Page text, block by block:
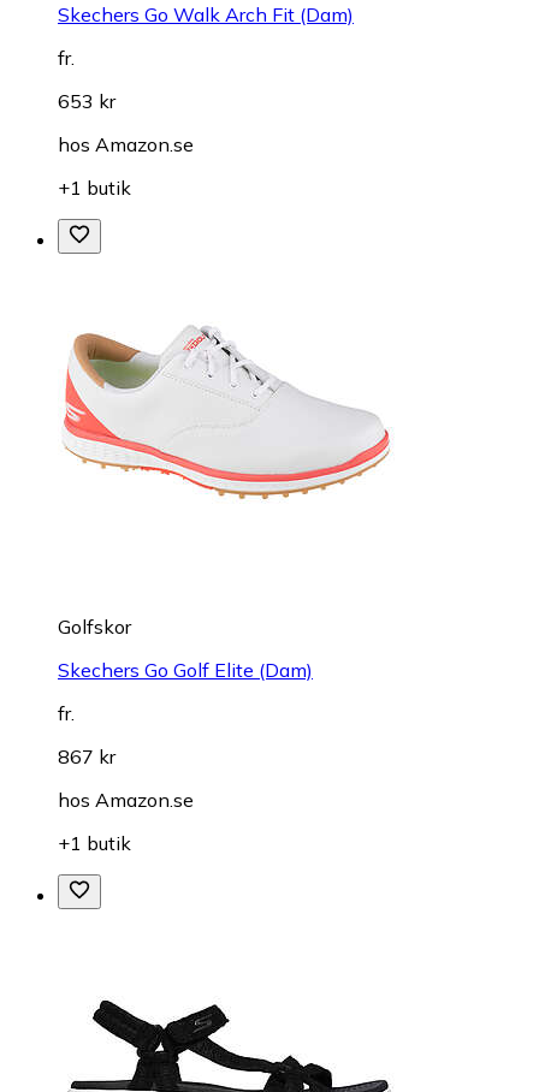
Skechers Go Walk Arch Fit (Dam)
fr.
653 kr
hos Amazon.se
+1 butik
Golfskor
Skechers Go Golf Elite (Dam)
fr.
867 kr
hos Amazon.se
+1 butik